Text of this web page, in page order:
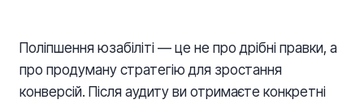
Поліпшення юзабіліті — це не про дрібні правки, а
про продуману стратегію для зростання
конверсій. Після аудиту ви отримаєте конкретні